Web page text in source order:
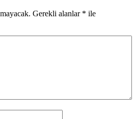
Gerekli alanlar * ile